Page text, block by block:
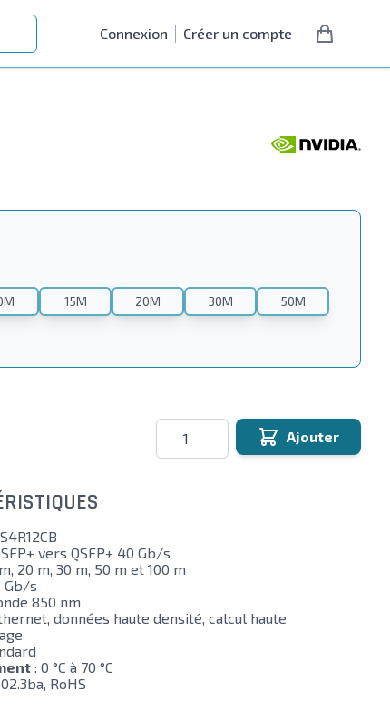
Connexion Créer un compte
15M 20M 30M
50M
Quantité Ajouter
vers QSFP+ 40 Gb/s
20 m, 30 m, 50 m et 100 m
Gb/s
850 nm
données haute densité, calcul haute
: 0 °C à 70 °C
RoHS